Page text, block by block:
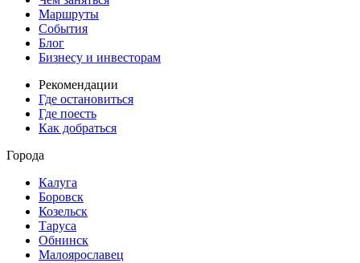
Маршруты
События
Блог
Бизнесу и инвесторам
Рекомендации
Где остановиться
Где поесть
Как добраться
Города
Калуга
Боровск
Козельск
Таруса
Обнинск
Малоярославец